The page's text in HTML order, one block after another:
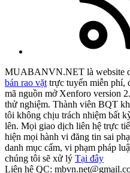
MUABANVN.NET là website
bán rao vặt trực tuyến miễn phí,
mã nguồn mở Xenforo version
thử nghiệm. Thành viên BQT
tôi không chịu trách nhiệm bất
lên. Mọi giao dịch liên hệ trực
hiện mọi hành vi đăng tin sai
danh mục cấm, vi phạm pháp
chúng tôi sẽ xử lý Tại đây
Liên hệ QC: